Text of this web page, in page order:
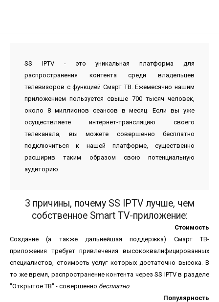
SS IPTV - это уникальная платформа для
распространения контента среди владельцев
телевизоров с функцией Смарт ТВ. Ежемесячно нашим
приложением пользуется свыше 700 тысяч человек,
около 8 миллионов сеансов в месяц. Если вы уже
осуществляете интернет-трансляцию своего
телеканала, вы можете совершенно бесплатно
подключиться к нашей платформе, существенно
расширив таким образом свою потенциальную
аудиторию.
3 причины, почему SS IPTV лучше, чем
собственное Smart TV-приложение:
Стоимость
Создание (а также дальнейшая поддержка) Смарт ТВ-
приложения требует привлечения высококвалифицированных
специалистов, стоимость услуг которых достаточно высока. В
то же время, распространение контента через SS IPTV в разделе
"Открытое ТВ" - совершенно бесплатно.
Популярность